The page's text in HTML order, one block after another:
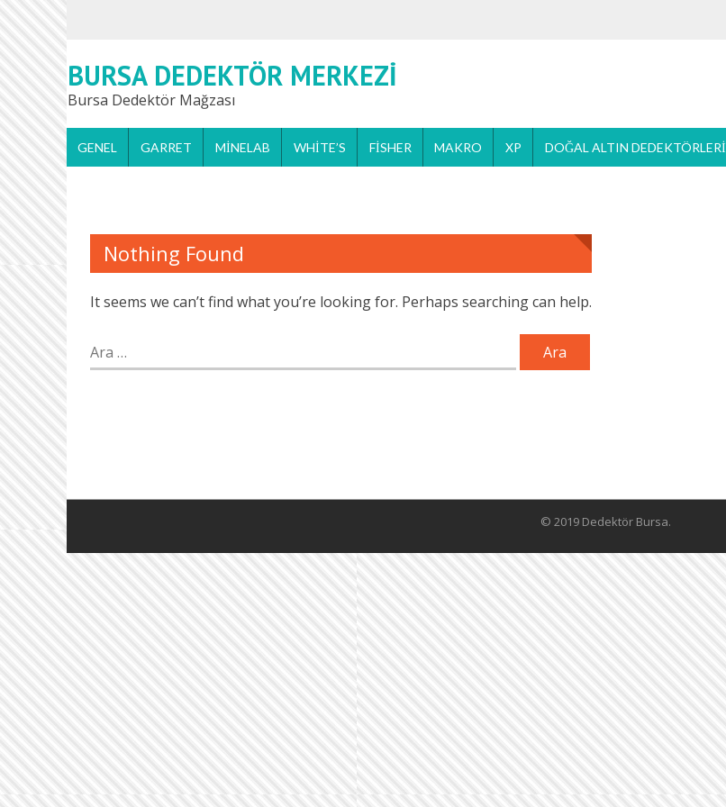
BURSA DEDEKTÖR MERKEZI
Bursa Dedektör Mağzası
GENEL GARRET MINELAB WHITE’S FISHER MAKRO XP DOĞAL ALTIN DEDEKTÖRLERI
Nothing Found
It seems we can’t find what you’re looking for. Perhaps searching can help.
Arama:
© 2019 Dedektör Bursa.